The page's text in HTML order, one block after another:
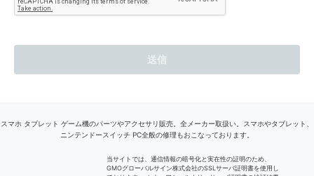
スマホ タブレット ゲーム機のパーツやアクセサリ販売。全メーカー取扱い。スマホやタブレット、
ニンテンドースイッチ PC全般の修理もおこなっております。
当サイトでは、通信情報の暗号化と実在性の証明のため、
GMOグローバルサイン株式会社のSSLサーバ証明書を使用し